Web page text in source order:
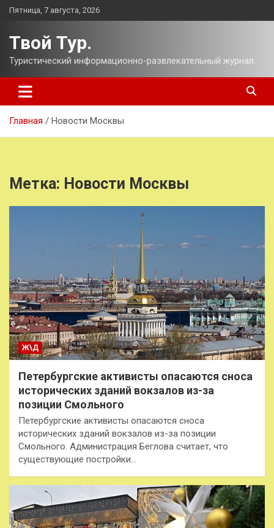
Перейти
Пятница, 7 августа, 2026
Твой Тур.
Туристический информационно-развлекательный журнал.
Главная Новости Москвы
Метка: Новости Москвы
Ж\Д
Петербургские активисты опасаются сноса
исторических зданий вокзалов из-за
позиции Смольного
Петербургские активисты опасаются сноса
исторических зданий вокзалов из-за позиции
Смольного. Администрация Беглова считает, что
существующие постройки…